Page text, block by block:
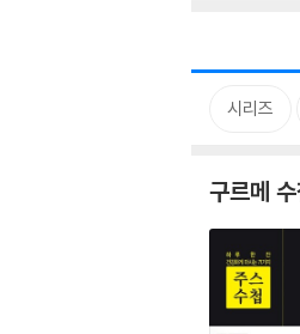
시리즈
구르메